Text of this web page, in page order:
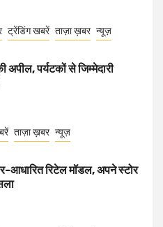
ट्रेंडिंग खबरें ताज़ा ख़बर न्यूज़
अपील, पर्यटकों से जिम्मेदारी
ताज़ा ख़बर न्यूज़
रिटेल मॉडल, अपने स्टोर